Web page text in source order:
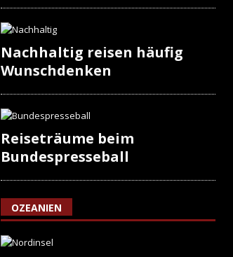
Nachhaltig reisen häufig
Wunschdenken
Reiseträume beim
Bundespresseball
OZEANIEN